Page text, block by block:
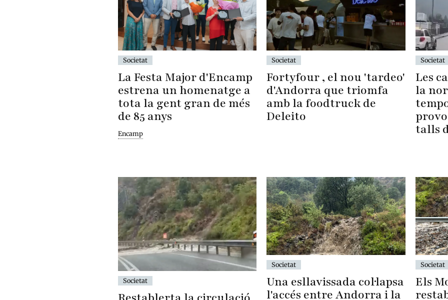
Societat
La Festa Major d'Encamp
estrena un homenatge a
tota la gent gran de més
de 85 anys
Encamp
Societat
Fortyfour , el nou 'tardeo'
d'Andorra que triomfa
amb la foodtruck de
Deleito
Societat
Les
la
talls
Societat
Societat
Una esllavissada col·lapsa
l'accés entre Andorra i la
Societat
Els